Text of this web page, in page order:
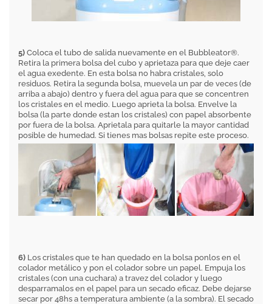
5) Coloca el tubo de salida nuevamente en el Bubbleator®.
Retira la primera bolsa del cubo y aprietaza para que deje caer
el agua exedente. En esta bolsa no habra cristales, solo
residuos. Retira la segunda bolsa, muevela un par de veces (de
arriba a abajo) dentro y fuera del agua para que se concentren
los cristales en el medio. Luego aprieta la bolsa. Envelve la
bolsa (la parte donde estan los cristales) con papel absorbente
por fuera de la bolsa. Aprietala para quitarle la mayor cantidad
posible de humedad. Si tienes mas bolsas repite este proceso.
6) Los cristales que te han quedado en la bolsa ponlos en el
colador metálico y pon el colador sobre un papel. Empuja los
cristales (con una cuchara) a travez del colador y luego
desparramalos en el papel para un secado eficaz. Debe dejarse
secar por 48hs a temperatura ambiente (a la sombra). El secado